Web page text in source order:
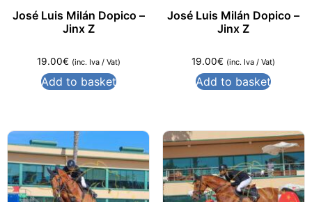
José Luis Milán Dopico –
Jinx Z
19.00€ (inc. Iva / Vat)
Add to basket
José Luis Milán Dopico –
Jinx Z
19.00€ (inc. Iva / Vat)
Add to basket